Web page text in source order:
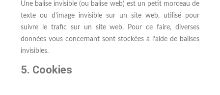
Une balise invisible (ou balise web) est un petit morceau de
texte ou d’image invisible sur un site web, utilisé pour
suivre le trafic sur un site web. Pour ce faire, diverses
données vous concernant sont stockées à l’aide de balises
invisibles.
5. Cookies